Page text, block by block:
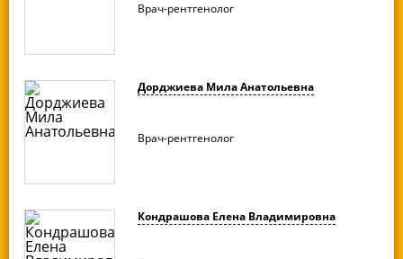
Врач-рентгенолог
Дорджиева Мила Анатольевна
Врач-рентгенолог
Кондрашова Елена Владимировна